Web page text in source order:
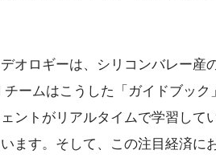
オロギーは、シリコンバレー産
ームはこうした「ガイドブック
ントがリアルタイムで学習して
ます。そして、この注目経済に